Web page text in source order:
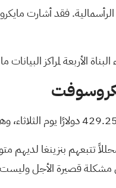
الأربعة لمراكز
تتبعهم بنزينغا
مشكلة قصيرة الأجل